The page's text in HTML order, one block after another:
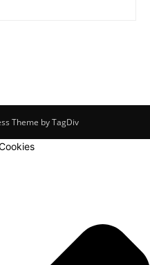
Theme by TagDiv